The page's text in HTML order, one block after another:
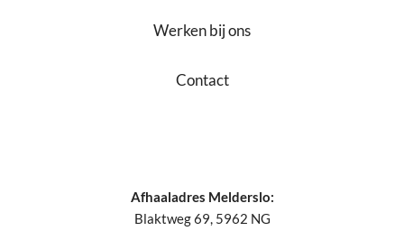
Werken bij ons
Contact
Afhaaladres Melderslo:
Blaktweg 69, 5962 NG